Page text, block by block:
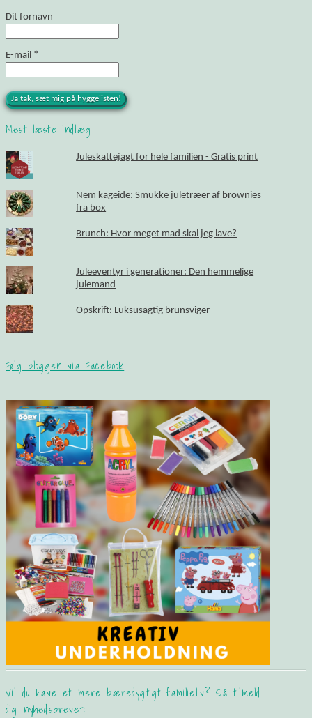
Dit fornavn
E-mail *
Mest læste indlæg
Juleskattejagt for hele familien - Gratis print
Nem kageide: Smukke juletræer af brownies
fra box
Brunch: Hvor meget mad skal jeg lave?
Juleeventyr i generationer: Den hemmelige
julemand
Opskrift: Luksusagtig brunsviger
Følg bloggen via Facebook
Vil du have et mere bæredygtigt familieliv? Så tilmeld
dig nyhedsbrevet: